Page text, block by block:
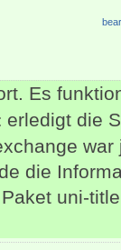
Es
erledigt die
die
uni-